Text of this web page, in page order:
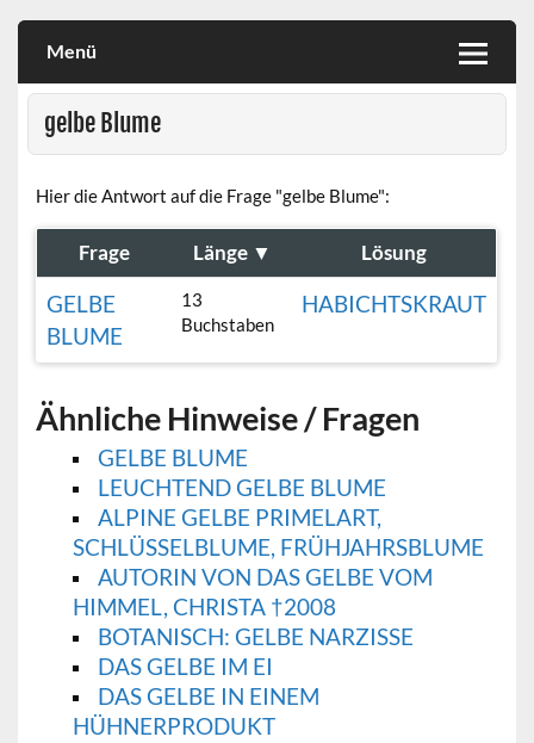
Menü
gelbe Blume
Hier die Antwort auf die Frage "gelbe Blume":
Frage Länge ▼ Lösung
GELBE
BLUME
13
Buchstaben
HABICHTSKRAUT
Ähnliche Hinweise / Fragen
GELBE BLUME
LEUCHTEND GELBE BLUME
ALPINE GELBE PRIMELART,
SCHLÜSSELBLUME, FRÜHJAHRSBLUME
AUTORIN VON DAS GELBE VOM
HIMMEL, CHRISTA †2008
BOTANISCH: GELBE NARZISSE
DAS GELBE IM EI
DAS GELBE IN EINEM
HÜHNERPRODUKT